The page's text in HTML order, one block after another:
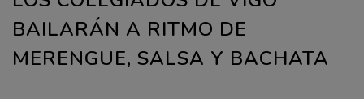
BAILARÁN A RITMO DE
MERENGUE, SALSA Y BACHATA